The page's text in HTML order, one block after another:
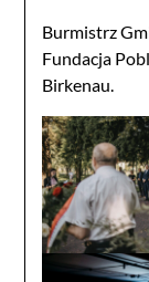
Burmistrz
Fundacja
Birkenau.